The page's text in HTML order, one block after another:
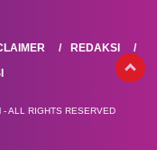
REDAKSI
ALL RIGHTS RESERVED